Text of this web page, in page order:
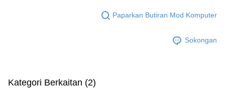
Paparkan Butiran Mod Komputer
Sokongan
Kategori Berkaitan (2)